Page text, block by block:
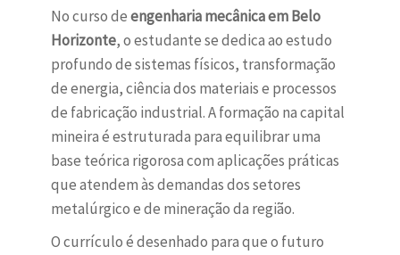
No curso deengenharia mecânica em Belo
Horizonte, o estudante se dedica ao estudo
profundo de sistemas físicos, transformação
de energia, ciência dos materiais e processos
de fabricação industrial. A formação na capital
mineira é estruturada para equilibrar uma
base teórica rigorosa com aplicações práticas
que atendem às demandas dos setores
metalúrgico e de mineração da região.
O currículo é desenhado para que o futuro